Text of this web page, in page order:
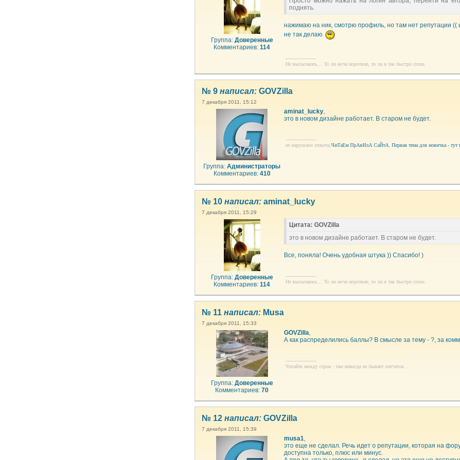
Группа: Доверенные
Комментариев: 114
поднять.
нажимаю на ник, смотрю профиль, но там нет репутации ((
не так делаю
--------------------
Не высыпаюсь… То ли ночи короткие, то ли я так быстро сплю.
№ 9 написал: GOVZilla
7 декабря 2011, 15:12
Группа: Администраторы
Комментариев: 410
aminat_lucky,
это в новом дизайне работает. В старом не будет.
--------------------
не нарушаем этикета, ЧиТаЕм ПрАвИлА СаЙтА Первая тема для новичка - тут
№ 10 написал: aminat_lucky
7 декабря 2011, 15:29
Группа: Доверенные
Комментариев: 114
Цитата: GOVZilla
это в новом дизайне работает. В старом не будет.
Все, поняла! Очень удобная штука )) Спасибо! )
--------------------
Не высыпаюсь… То ли ночи короткие, то ли я так быстро сплю.
№ 11 написал: Musa
7 декабря 2011, 15:33
Группа: Доверенные
Комментариев: 70
GOVZilla,
А как распределились баллы? В смысле за тему - ?, за
--------------------
Читайте между строк - там никогда не бывает опечаток.
№ 12 написал: GOVZilla
7 декабря 2011, 15:39
musa1,
это еще не сделал. Речь идет о репутации, которая на
доступна только, плюс или минус.